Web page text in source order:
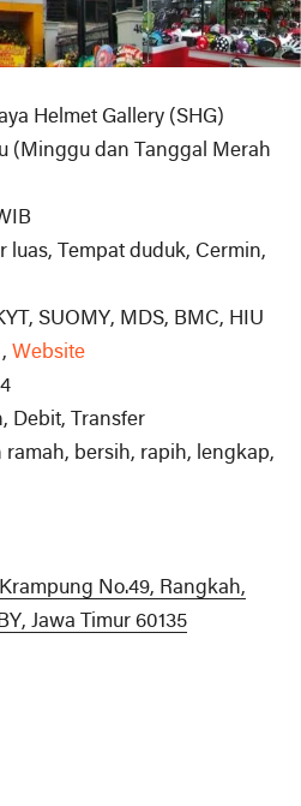
Helmet Gallery (SHG)
(Minggu dan Tanggal Merah
luas, Tempat duduk, Cermin,
SUOMY, MDS, BMC, HIU
, Website
Debit, Transfer
ramah, bersih, rapih, lengkap,
No.49, Rangkah,
Jawa Timur 60135